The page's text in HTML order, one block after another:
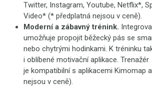
Twitter, Instagram, Youtube, Netflix*,
Video* (* předplatná nejsou v ceně).
Moderní a zábavný trénink.
umožňuje propojit běžecký pás se
nebo chytrými hodinkami. K tréninku
i oblíbené motivační aplikace. Trenažér
je kompatibilní s aplikacemi Kimomap
nejsou v ceně).